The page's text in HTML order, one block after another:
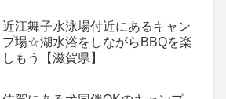
近江舞子水泳場付近にあるキャン
プ場☆湖水浴をしながらBBQを楽
しもう【滋賀県】